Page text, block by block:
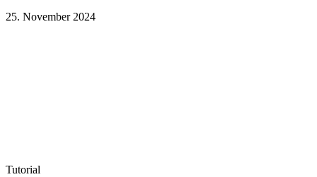
25. November 2024
Tutorial